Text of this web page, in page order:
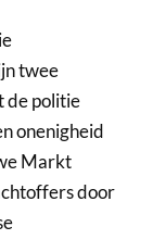
twee
de politie
onenigheid
Markt
door